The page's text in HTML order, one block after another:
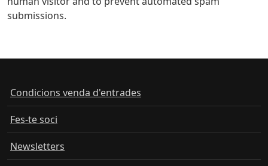
submissions.
Condicions venda d'entrades
Fes-te soci
Newsletters